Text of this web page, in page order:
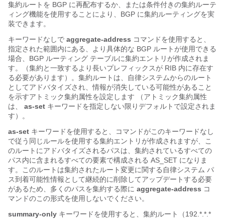
集約ルートを BGP に再配布するか、または条件付きの集約ルーテ
ィング機能を使用することにより、BGP に集約ルーティングを実
装できます。
キーワードなしで aggregate-address コマンドを使用すると、
指定された範囲内にある、より具体的な BGP ルートが使用できる
場合、BGP ルーティング テーブルに集約エントリが作成されま
す。（集約と一致するより長いプレフィックスが RIB 内に存在す
る必要があります）。集約ルートは、自律システムからのルート
としてアドバタイズされ、情報が消失している可能性があること
を示すアトミック集約属性を設定します （アトミック集約属性
は、
as-set キーワードを指定しない限りデフォルトで設定されま
す）。
as-set キーワードを使用すると、コマンドがこのキーワードなし
で従う同じルールを使用する集約エントリが作成されますが、こ
のルートにアドバタイズされるパスは、集約されているすべての
パス内に含まれるすべての要素で構成される AS_SET になりま
す。このルートは集約されたルート変更に関する自律システム パ
ス到着可能性情報として継続的に削除してアップデートする必要
があるため、多くのパスを集約する際に aggregate-address コ
マンドのこの形式を使用しないでください。
summary-only キーワードを使用すると、集約ルート（192.*.*.*